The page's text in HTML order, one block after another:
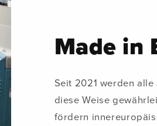
Made in
Seit 2021 werden
diese Weise
fördern